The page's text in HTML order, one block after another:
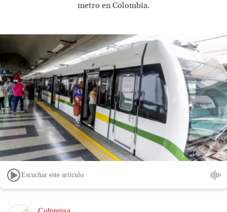
metro en Colombia.
Escuchar este artículo